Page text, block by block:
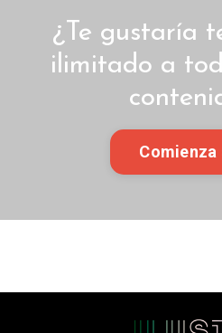
¿Te gustaría
ilimitado a
Comienza